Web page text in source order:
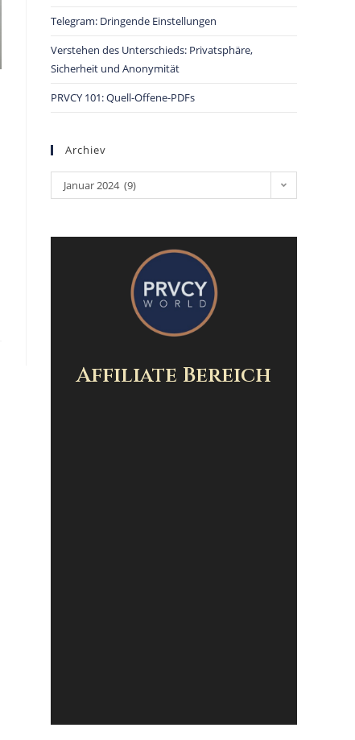
Telegram: Dringende Einstellungen
Verstehen des Unterschieds: Privatsphäre,
Sicherheit und Anonymität
PRVCY 101: Quell-Offene-PDFs
Archiev
Januar 2024 (9)
Affiliate Bereich